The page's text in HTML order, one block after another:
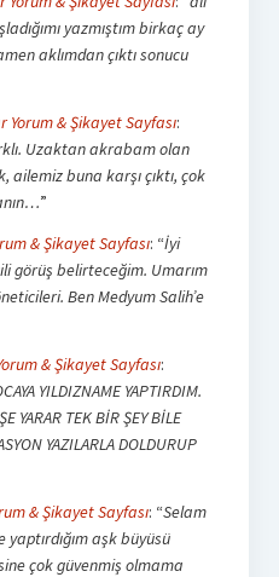
yazmıştım birkaç ay
aklımdan çıktı sonucu
Yorum & Şikayet Sayfası:
Uzaktan akrabam olan
buna karşı çıktı, çok
”
& Şikayet Sayfası: “İyi
görüş belirteceğim. Umarım
Ben Medyum Salih’e
& Şikayet Sayfası:
YILDIZNAME YAPTIRDIM.
YARAR TEK BİR ŞEY BİLE
YAZILARLA DOLDURUP
& Şikayet Sayfası: “Selam
aşk büyüsü
çok güvenmiş olmama